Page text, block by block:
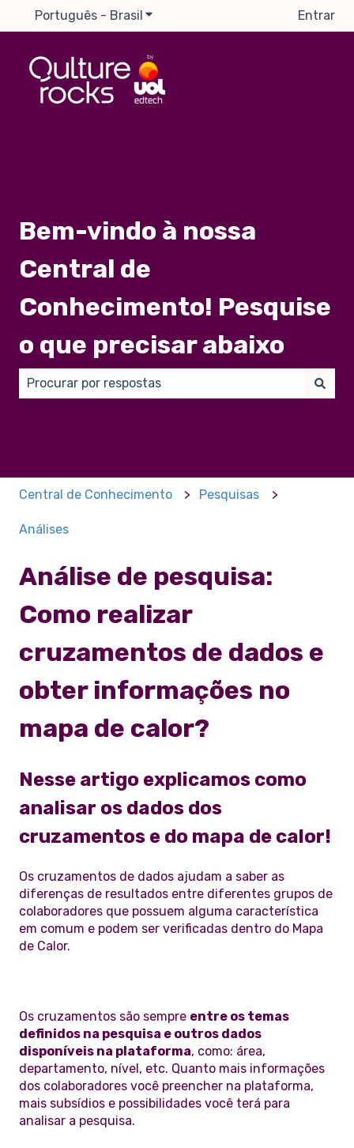
Português - Brasil Mostrar submenu para traduções
Entrar
Bem-vindo à nossa
Central de
Conhecimento! Pesquise
o que precisar abaixo
Central de Conhecimento Pesquisas
Análises
Análise de pesquisa:
Como realizar
cruzamentos de dados e
obter informações no
mapa de calor?
Nesse artigo explicamos como
analisar os dados dos
cruzamentos e do mapa de calor!
Os cruzamentos de dados ajudam a saber as
diferenças de resultados entre diferentes grupos de
colaboradores que possuem alguma característica
em comum e podem ser verificadas dentro do Mapa
de Calor.
Os cruzamentos são sempre entre os temas
definidos na pesquisa e outros dados
disponíveis na plataforma, como: área,
departamento, nível, etc. Quanto mais informações
dos colaboradores você preencher na plataforma,
mais subsídios e possibilidades você terá para
analisar a pesquisa.